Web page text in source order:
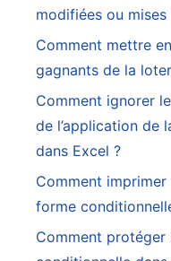
modifiées ou
Comment mettre
gagnants de la
Comment ignorer
de l’application de
dans Excel ?
Comment
forme
Comment protéger